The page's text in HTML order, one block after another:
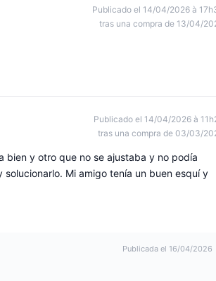
Publicado el 14/04/2026 à
tras una compra de 13/04/
Publicado el 14/04/2026 à
tras una compra de 03/03/
bien y otro que no se ajustaba y no podía
Mi amigo tenía un buen esquí y
Publicada el 16/04/2026